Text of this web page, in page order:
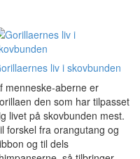
liv i skovbunden
menneske-aberne er
den som har tilpasset
livet på skovbunden mest.
forskel fra orangutang og
og til dels